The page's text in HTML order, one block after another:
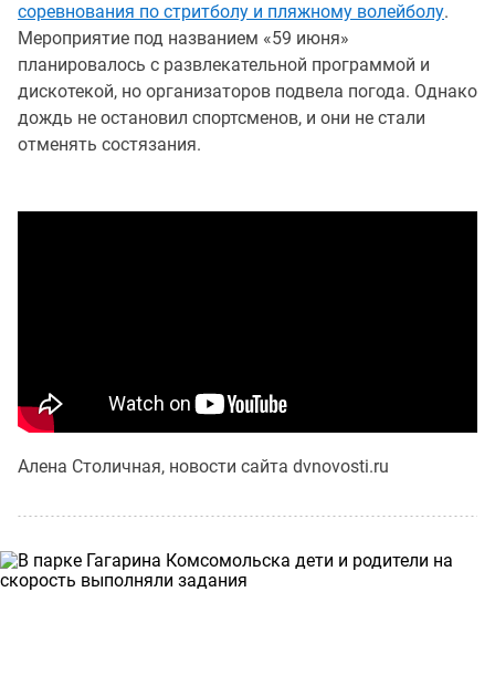
соревнования по стритболу и пляжному волейболу.
Мероприятие под названием «59 июня»
планировалось с развлекательной программой и
дискотекой, но организаторов подвела погода. Однако
дождь не остановил спортсменов, и они не стали
отменять состязания.
Алена Столичная, новости сайта dvnovosti.ru